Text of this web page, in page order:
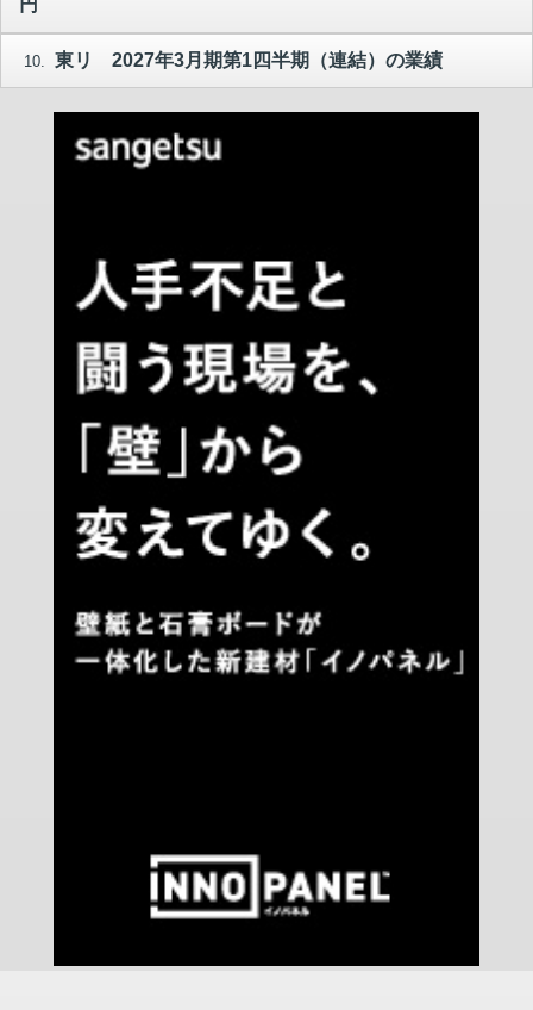
円
10. 東リ 2027年3月期第1四半期（連結）の業績